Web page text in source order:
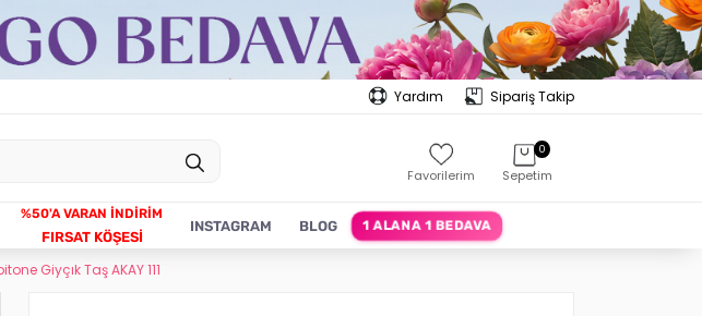
Yardım Sipariş Takip
Sepetim
0
Favorilerim
FIRSAT KÖŞESİ
INSTAGRAM BLOG 1 ALANA 1 BEDAVA
Giyçık Taş AKAY 111